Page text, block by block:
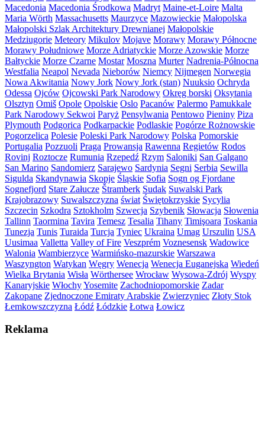
Macedonia Macedonia Środkowa Madryt Maine-et-Loire Malta
Maria Wörth Massachusetts Maurzyce Mazowieckie Małopolska
Małopolski Szlak Architektury Drewnianej Małopolskie
Medziugorie Meteory Mikulov Mojave Morawy Morawy Północne
Morawy Południowe Morze Adriatyckie Morze Azowskie Morze
Bałtyckie Morze Czarne Mostar Moszna Murter Nadrenia-Północna
Westfalia Neapol Nevada Nieborów Niemcy Nijmegen Norwegia
Nowa Akwitania Nowy Jork Nowy Jork (stan) Nuuksio Ochryda
Odessa Ojców Ojcowski Park Narodowy Okręg borski Oksytania
Olsztyn Omiš Opole Opolskie Oslo Pacanów Palermo Pamukkale
Park Narodowy Sekwoi Paryż Pensylwania Pentowo Pieniny Piza
Plymouth Podgorica Podkarpackie Podlaskie Pogórze Rożnowskie
Pogorzelica Polesie Poleski Park Narodowy Polska Pomorskie
Portugalia Pozzuoli Praga Prowansja Rawenna Regietów Rodos
Rovinj Roztocze Rumunia Rzepedź Rzym Saloniki San Galgano
San Marino Sandomierz Sarajewo Sardynia Segni Serbia Sewilla
Sigulda Skandynawia Skopje Śląskie Sofia Sogn og Fjordane
Sognefjord Stare Załucze Štramberk Sudak Suwalski Park
Krajobrazowy Suwalszczyzna świat Świętokrzyskie Sycylia
Szczecin Szkodra Sztokholm Szwecja Szybenik Słowacja Słowenia
Tallinn Taormina Tavira Temesz Tesalia Tihany Timişoara Toskania
Tunezja Tunis Turaida Turcja Tyniec Ukraina Umag Urszulin USA
Uusimaa Valletta Valley of Fire Veszprém Voznesensk Wadowice
Walonia Wambierzyce Warmińsko-mazurskie Warszawa
Waszyngton Watykan Węgry Wenecja Wenecja Euganejska Wiedeń
Wielka Brytania Wisła Wörthersee Wrocław Wysowa-Zdrój Wyspy
Kanaryjskie WłochyYosemite Zachodniopomorskie Zadar
Zakopane Zjednoczone Emiraty Arabskie Zwierzyniec Złoty Stok
Łemkowszczyzna Łódź Łódzkie Łotwa Łowicz
Reklama